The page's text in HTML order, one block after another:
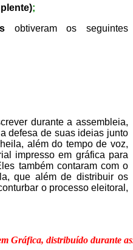
;
obtiveram os seguintes
durante a assembleia,
defesa de suas ideias junto
além do tempo de voz,
impresso em gráfica para
também contaram com o
que além de distribuir os
o processo eleitoral,
Gráfica, distribuído durante